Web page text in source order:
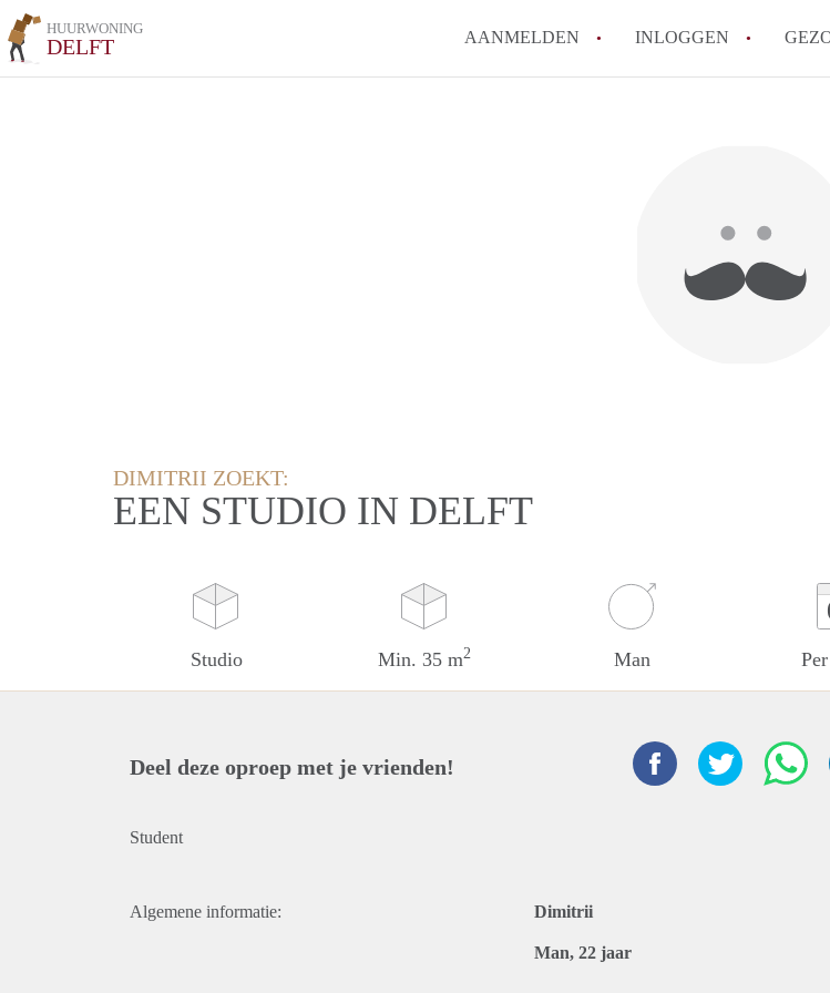
HUURWONING
DELFT AANMELDEN INLOGGEN
Wat is de
Berekent
Alle
DIMITRII ZOEKT:
EEN STUDIO IN DELFT
Studio Min. 35 m2 Man
Deel deze oproep met je vrienden!
Student
Algemene informatie: Dimitrii
Man, 22 jaar